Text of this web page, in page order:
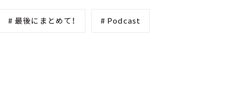
# 最後にまとめて！ # Podcast